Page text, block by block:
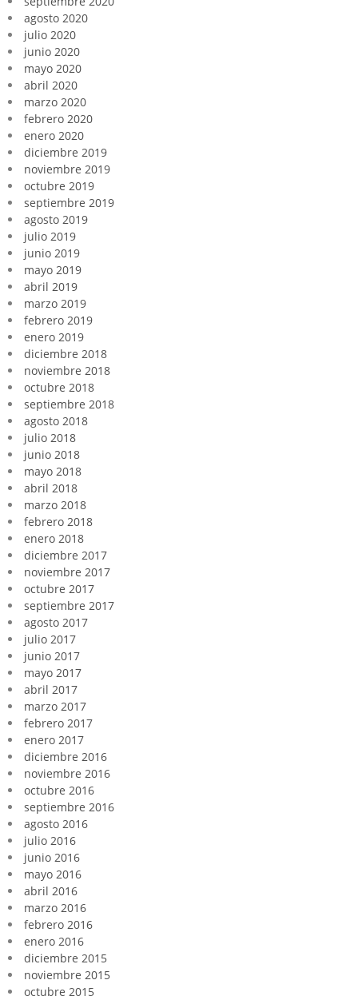
agosto 2020
julio 2020
junio 2020
mayo 2020
abril 2020
marzo 2020
febrero 2020
enero 2020
diciembre 2019
noviembre 2019
octubre 2019
septiembre 2019
agosto 2019
julio 2019
junio 2019
mayo 2019
abril 2019
marzo 2019
febrero 2019
enero 2019
diciembre 2018
noviembre 2018
octubre 2018
septiembre 2018
agosto 2018
julio 2018
junio 2018
mayo 2018
abril 2018
marzo 2018
febrero 2018
enero 2018
diciembre 2017
noviembre 2017
octubre 2017
septiembre 2017
agosto 2017
julio 2017
junio 2017
mayo 2017
abril 2017
marzo 2017
febrero 2017
enero 2017
diciembre 2016
noviembre 2016
octubre 2016
septiembre 2016
agosto 2016
julio 2016
junio 2016
mayo 2016
abril 2016
marzo 2016
febrero 2016
enero 2016
diciembre 2015
noviembre 2015
octubre 2015